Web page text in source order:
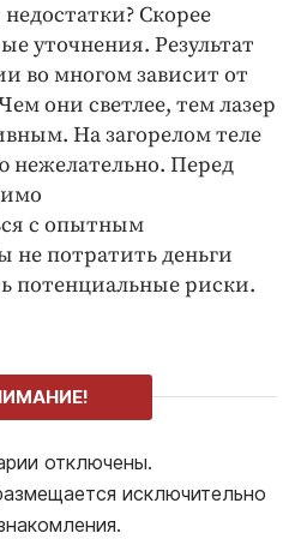
Скорее
уточнения. Результат
во многом зависит от
они светлее, тем лазер
На загорелом теле
нежелательно. Перед
с опытным
не потратить деньги
потенциальные риски.
отключены.
исключительно